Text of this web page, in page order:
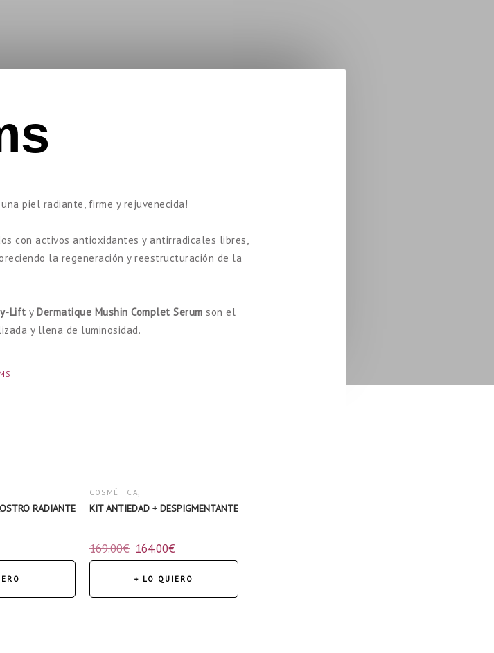
piel radiante, firme y rejuvenecida!
con activos antioxidantes y antirradicales libres,
la regeneración y reestructuración de la
Lift yDermatique Mushin Complet Serum son el
y llena de luminosidad.
RADIANTE
COSMÉTICA,
PRECIOS ESPECIALES
KIT ANTIEDAD + DESPIGMENTANTE
169.00€ 164.00€
+ LO QUIERO